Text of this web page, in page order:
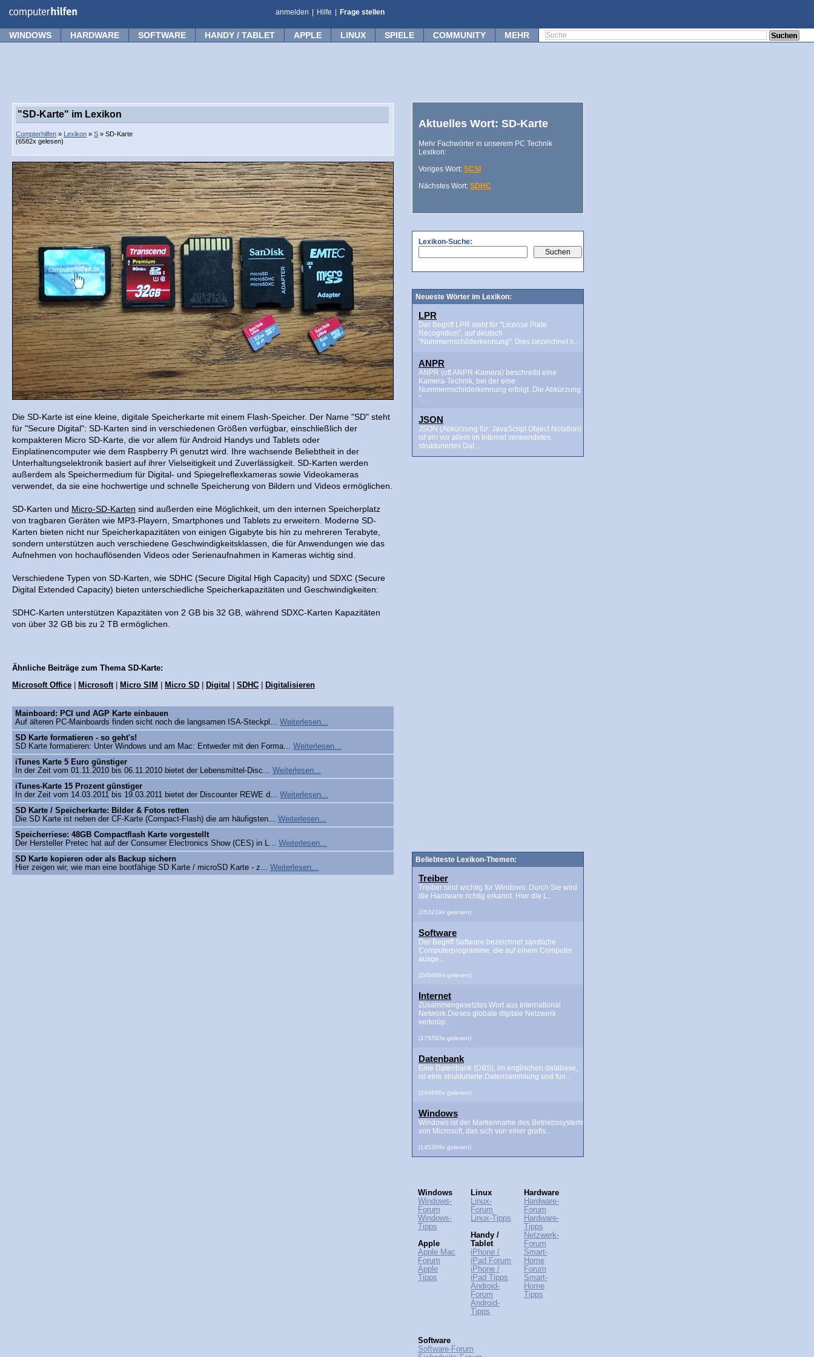
anmelden Hilfe Frage stellen
WINDOWS HARDWARE SOFTWARE HANDY / TABLET APPLE LINUX SPIELE COMMUNITY MEHR
"SD-Karte" im Lexikon
Compterhilfen » Lexikon » S » SD-Karte
(6582x gelesen)
Die SD-Karte ist eine kleine, digitale Speicherkarte mit einem Flash-Speicher. Der Name "SD" steht
für "Secure Digital": SD-Karten sind in verschiedenen Größen verfügbar, einschließlich der
kompakteren Micro SD-Karte, die vor allem für Android Handys und Tablets oder
Einplatinencomputer wie dem Raspberry Pi genutzt wird. Ihre wachsende Beliebtheit in der
Unterhaltungselektronik basiert auf ihrer Vielseitigkeit und Zuverlässigkeit. SD-Karten werden
außerdem als Speichermedium für Digital- und Spiegelreflexkameras sowie Videokameras
verwendet, da sie eine hochwertige und schnelle Speicherung von Bildern und Videos ermöglichen.
SD-Karten und Micro-SD-Karten sind außerden eine Möglichkeit, um den internen Speicherplatz
von tragbaren Geräten wie MP3-Playern, Smartphones und Tablets zu erweitern. Moderne SD-
Karten bieten nicht nur Speicherkapazitäten von einigen Gigabyte bis hin zu mehreren Terabyte,
sondern unterstützen auch verschiedene Geschwindigkeitsklassen, die für Anwendungen wie das
Aufnehmen von hochauflösenden Videos oder Serienaufnahmen in Kameras wichtig sind.
Verschiedene Typen von SD-Karten, wie SDHC (Secure Digital High Capacity) und SDXC (Secure
Digital Extended Capacity) bieten unterschiedliche Speicherkapazitäten und Geschwindigkeiten:
SDHC-Karten unterstützen Kapazitäten von 2 GB bis 32 GB, während SDXC-Karten Kapazitäten
von über 32 GB bis zu 2 TB ermöglichen.
Ähnliche Beiträge zum Thema SD-Karte:
Microsoft Office
Microsoft| Micro SIM Micro SD Digital SDHC Digitalisieren
Mainboard: PCI und AGP Karte einbauen
Auf älteren PC-Mainboards finden sicht noch die langsamen ISA-Steckpl... Weiterlesen...
SD Karte formatieren - so geht's!
SD Karte formatieren: Unter Windows und am Mac: Entweder mit den Forma... Weiterlesen...
iTunes Karte 5 Euro günstiger
In der Zeit vom 01.11.2010 bis 06.11.2010 bietet der Lebensmittel-Disc... Weiterlesen...
iTunes-Karte 15 Prozent günstiger
In der Zeit vom 14.03.2011 bis 19.03.2011 bietet der Discounter REWE d... Weiterlesen...
SD Karte / Speicherkarte: Bilder & Fotos retten
Die SD Karte ist neben der CF-Karte (Compact-Flash) die am häufigsten... Weiterlesen...
Speicherriese: 48GB Compactflash Karte vorgestellt
Der Hersteller Pretec hat auf der Consumer Electronics Show (CES) in L... Weiterlesen...
SD Karte kopieren oder als Backup sichern
Hier zeigen wir, wie man eine bootfähige SD Karte / microSD Karte - z... Weiterlesen...
Aktuelles Wort: SD-Karte
Mehr Fachwörter in unserem PC Technik
Lexikon:
Voriges Wort: SCSI
Nächstes Wort: SDHC
Lexikon-Suche:
Neueste Wörter im Lexikon:
LPR
Der Begriff LPR steht für "License Plate
Recognition", auf deutsch
"Nummernschilderkennung". Dies bezeichnet s...
ANPR
ANPR (oft ANPR-Kamera) beschreibt eine
Kamera-Technik, bei der eine
Nummernschilderkennung erfolgt. Die Abkürzung
"...
JSON
JSON (Abkürzung für: JavaScript Object Notation)
ist ein vor allem im Internet verwendetes,
strukturiertes Dat...
Beliebteste Lexikon-Themen:
Treiber
Treiber sind wichtig für Windows: Durch Sie wird
die Hardware richtig erkannt. Hier die L...
(263219x gelesen)
Software
Der Begriff Software bezeichnet sämtliche
Computerprogramme, die auf einem Computer
ausge...
(246689x gelesen)
Internet
Zusammengesetztes Wort aus International
Network.Dieses globale digitale Netzwerk
verknüp...
(175593x gelesen)
Datenbank
Eine Datenbank (DBS), im englischen database,
ist eine strukturierte Datensammlung und fun...
(146660x gelesen)
Windows
Windows ist der Markenname des Betriebssystems
von Microsoft, das sich von einer grafis...
(145389x gelesen)
Windows
Windows-
Forum
Windows-
Tipps
Apple
Apple Mac
Forum
Apple
Tipps
Linux
Linux-
Forum
Linux-Tipps
Handy /
Tablet
iPhone /
iPad Forum
iPhone /
iPad Tipps
Android-
Forum
Android-
Tipps
Hardware
Hardware-
Forum
Hardware-
Tipps
Netzwerk-
Forum
Smart-
Home
Forum
Smart-
Home
Tipps
Software
Software-Forum